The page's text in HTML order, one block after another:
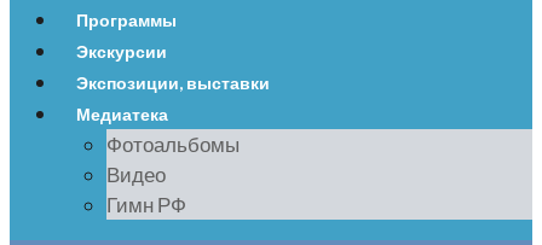
Программы
Экскурсии
Экспозиции, выставки
Медиатека
Фотоальбомы
Видео
Гимн РФ